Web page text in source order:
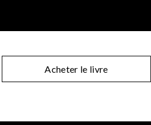
Acheter le livre